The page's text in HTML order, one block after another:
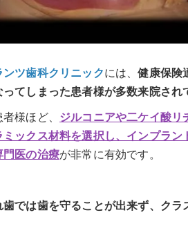
ンツ歯科クリニックには、健康保険
てしまった患者様が多数来院され
様ほど、 ジルコニアや二ケイ酸
ックス材料を選択し、インプラ
医の治療が非常に有効です。
では歯を守ることが出来ず、ク